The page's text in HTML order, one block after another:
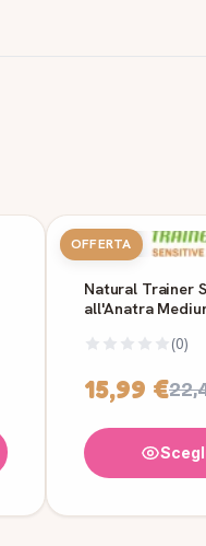
OFFERTA
Natural Trainer
all'Anatra
(0)
15,99 €